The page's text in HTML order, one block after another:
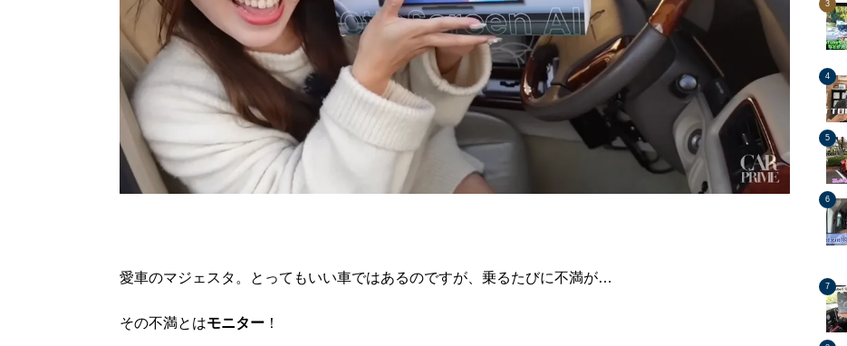
愛車のマジェスタ。とってもいい車ではあるのですが、乗るたびに不満が…
その不満とはモニター ！